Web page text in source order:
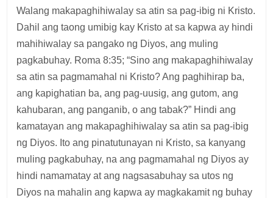
Walang makapaghihiwalay sa atin sa pag-ibig ni Kristo.
Dahil ang taong umibig kay Kristo at sa kapwa ay hindi
mahihiwalay sa pangako ng Diyos, ang muling
pagkabuhay. Roma 8:35; “Sino ang makapaghihiwalay
sa atin sa pagmamahal ni Kristo? Ang paghihirap ba,
ang kapighatian ba, ang pag-uusig, ang gutom, ang
kahubaran, ang panganib, o ang tabak?” Hindi ang
kamatayan ang makapaghihiwalay sa atin sa pag-ibig
ng Diyos. Ito ang pinatutunayan ni Kristo, sa kanyang
muling pagkabuhay, na ang pagmamahal ng Diyos ay
hindi namamatay at ang nagsasabuhay sa utos ng
Diyos na mahalin ang kapwa ay magkakamit ng buhay